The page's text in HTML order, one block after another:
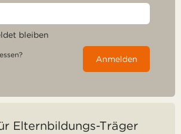
bleiben
Anmelden
Elternbildungs-Träger